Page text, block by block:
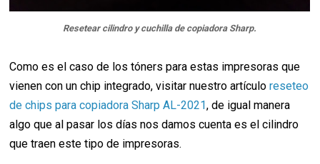
Resetear cilindro y cuchilla de copiadora Sharp.
Como es el caso de los tóners para estas impresoras que
vienen con un chip integrado, visitar nuestro artículoreseteo
de chips para copiadora Sharp AL-2021, de igual manera
algo que al pasar los días nos damos cuenta es el cilindro
que traen este tipo de impresoras.